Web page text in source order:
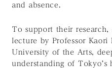
and absence.
To support their research,
lecture by Professor Kaori
University of the Arts,
understanding of Tokyo’s